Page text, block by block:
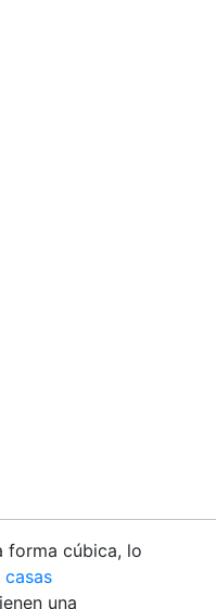
forma cúbica, lo
casas
una